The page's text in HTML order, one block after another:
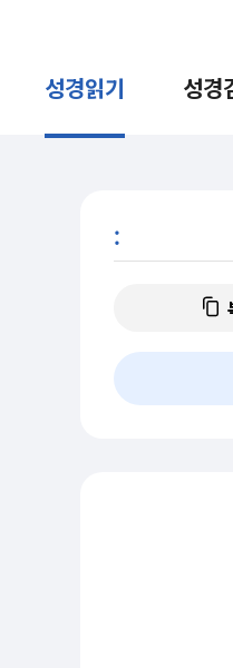
성경읽기 성경
: